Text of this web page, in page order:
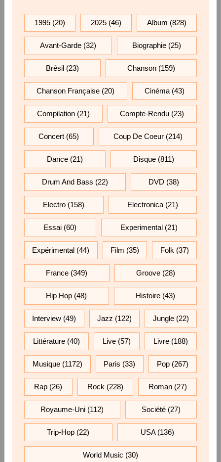
1995(20) 2025 (46) Album (828)
Avant-Garde(32) Biographie (25)
Brésil(23) Chanson (159)
Chanson Française (20) Cinéma(43)
Compilation(21) Compte-Rendu (23)
Concert (65) Coup De Coeur(214)
Dance(21) Disque (811)
Drum And Bass (22) DVD (38)
Electro (158) Electronica(21)
Essai (60) Experimental(21)
Expérimental (44) Film (35) Folk (37)
France (349) Groove(28)
Hip Hop (48) Histoire(43)
Interview (49) Jazz (122) Jungle(22)
Littérature(40) Live (57) Livre (188)
Musique(1172) Paris (33) Pop (267)
Rap (26) Rock (228) Roman(27)
Royaume-Uni (112) Société(27)
Trip-Hop (22) USA(136)
World Music (30)